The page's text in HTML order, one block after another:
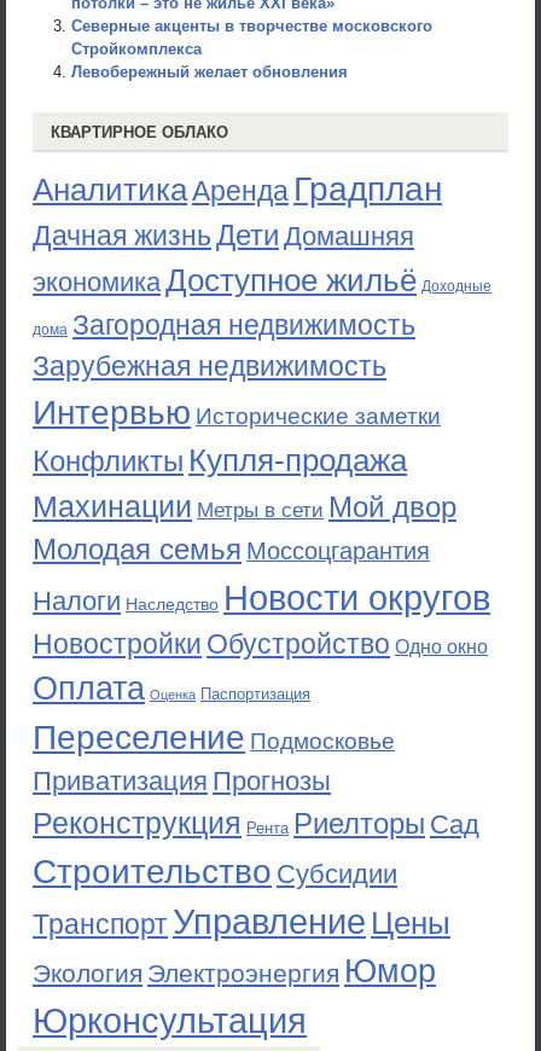
Северные акценты в творчестве московского
Стройкомплекса
Левобережный желает обновления
КВАРТИРНОЕ ОБЛАКО
АналитикаАренда Градплан
Дачная жизньДети Домашняя
экономикаДоступное жильё Доходные
дома Загородная недвижимость
Зарубежная недвижимость
Интервью Исторические заметки
Конфликты Купля-продажа
Махинации Метры в сети Мой двор
Молодая семья Моссоцгарантия
Налоги Наследство Новости округов
Новостройки Обустройство Одно окно
Оплата Оценка Паспортизация
Переселение Подмосковье
Приватизация Прогнозы
Реконструкция Рента Риелторы Сад
Строительство Субсидии
ТранспортУправление Цены
Экология Электроэнергия Юмор
Юрконсультация